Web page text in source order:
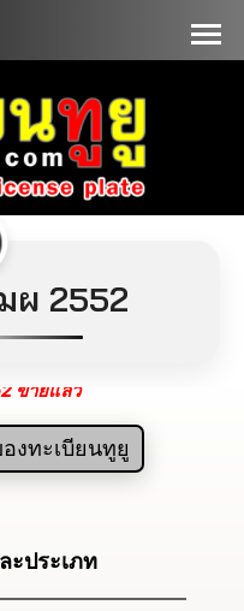
ผ 2552
ขายแล้ว
ประเภท